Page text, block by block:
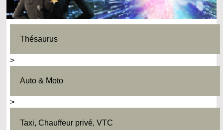
Thésaurus
>
Auto & Moto
>
Taxi, Chauffeur privé, VTC